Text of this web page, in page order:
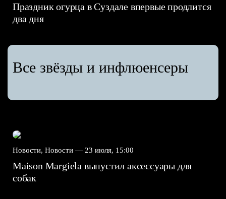
Праздник огурца в Суздале впервые продлится
два дня
Все звёзды и инфлюенсеры
Новости, Новости — 23 июля, 15:00
Maison Margiela выпустил аксессуары для
собак